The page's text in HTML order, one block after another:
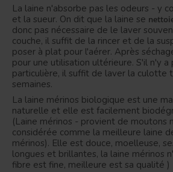
La laine n'absorbe pas les odeurs - y
et la sueur. On dit que la laine se
donc pas nécessaire de le laver
couche, il suffit de la rincer et de la
poser à plat pour l'aérer. Après
pour une utilisation ultérieure. S'il n'y a
particulière, il suffit de laver la culotte
semaines.
La laine mérinos biologique est une
naturelle et elle est facilement
(Laine mérinos - provient de moutons
considérée comme la meilleure laine
mérinos). Elle est douce, moelleuse,
longues et brillantes, la laine mérinos
fibre est fine, meilleure est sa qualité )